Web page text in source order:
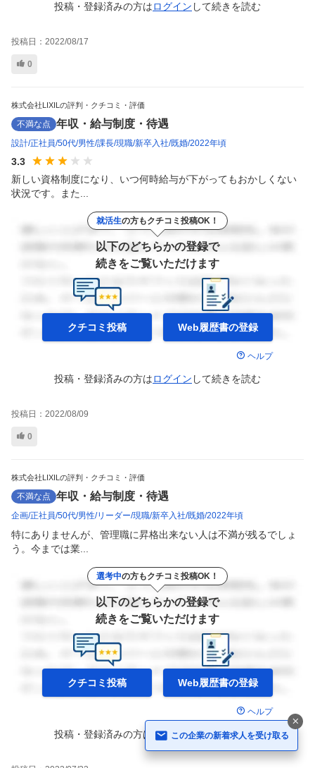
投稿・登録済みの方はログイン して続きを読む
投稿日： 2022/08/17
0
株式会社LIXILの評判・クチコミ・評価
不満な点 年収・給与制度・待遇
設計 正社員 50代 男性 課長 現職 新卒入社 既婚 2022年頃
3.3
新しい資格制度になり、いつ何時給与が下がってもおかしくない
状況です。また...
就活生の方もクチコミ投稿OK！
以下のどちらかの登録で
続きをご覧いただけます
クチコミ投稿 Web履歴書の登録
ヘルプ
投稿・登録済みの方はログイン して続きを読む
投稿日： 2022/08/09
0
株式会社LIXILの評判・クチコミ・評価
不満な点 年収・給与制度・待遇
企画 正社員 50代 男性 リーダー 現職 新卒入社 既婚 2022年頃
特にありませんが、管理職に昇格出来ない人は不満が残るでしょ
う。今までは業...
選考中の方もクチコミ投稿OK！
以下のどちらかの登録で
続きをご覧いただけます
クチコミ投稿 Web履歴書の登録
ヘルプ
投稿・登録済みの方は ログインして続きを読む
この企業の新着求人を受け取る